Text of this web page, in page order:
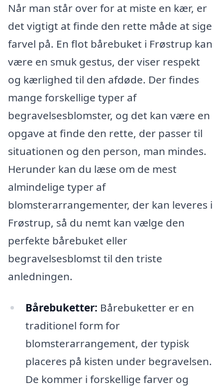
Når man står over for at miste en kær, er
det vigtigt at finde den rette måde at sige
farvel på. En flot bårebuket i Frøstrup kan
være en smuk gestus, der viser respekt
og kærlighed til den afdøde. Der findes
mange forskellige typer af
begravelsesblomster, og det kan være en
opgave at finde den rette, der passer til
situationen og den person, man mindes.
Herunder kan du læse om de mest
almindelige typer af
blomsterarrangementer, der kan leveres i
Frøstrup, så du nemt kan vælge den
perfekte bårebuket eller
begravelsesblomst til den triste
anledningen.
Bårebuketter: Bårebuketter er en
traditionel form for
blomsterarrangement, der typisk
placeres på kisten under begravelsen.
De kommer i forskellige farver og